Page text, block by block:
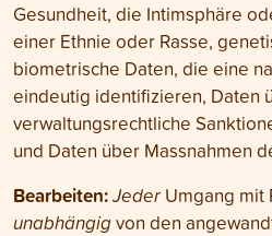
Gesund­heit, die Intim­sphäre
einer Ethnie oder Rasse,
biometrische Daten, die eine
eindeutig identifizieren, Daten
verwaltungs­rechtliche
und Daten über Mass­nahmen
Bearbeiten:Jeder Umgang mit
unabhängigvon den